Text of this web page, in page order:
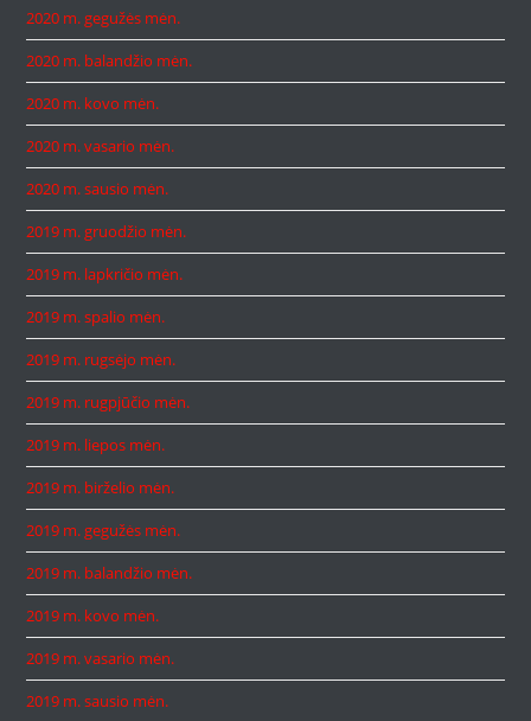
2020 m. gegužės mėn.
2020 m. balandžio mėn.
2020 m. kovo mėn.
2020 m. vasario mėn.
2020 m. sausio mėn.
2019 m. gruodžio mėn.
2019 m. lapkričio mėn.
2019 m. spalio mėn.
2019 m. rugsėjo mėn.
2019 m. rugpjūčio mėn.
2019 m. liepos mėn.
2019 m. birželio mėn.
2019 m. gegužės mėn.
2019 m. balandžio mėn.
2019 m. kovo mėn.
2019 m. vasario mėn.
2019 m. sausio mėn.